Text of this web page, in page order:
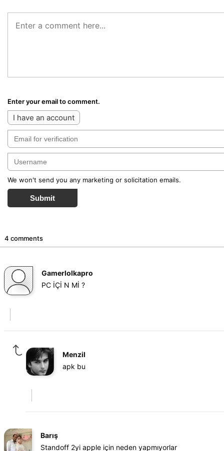
Enter your email to comment.
I have an account
We won't send you any marketing or solicitation emails.
Submit
4 comments
Gamerlolkapro
PC İÇİ N Mİ ?
Menzil
apk bu
Barış
Standoff 2yi apple için neden yapmıyorlar